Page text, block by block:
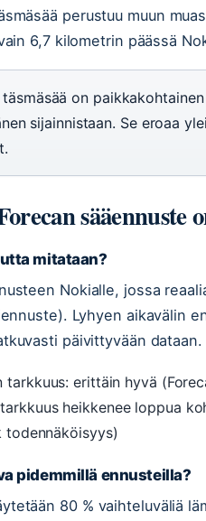
perustuu muun
6,7 kilometrin päässä
täsmäsää on
sijainnistaan. Se eroaa
sääennuste
mitataan?
Nokialle, jossa
Lyhyen aikavälin
päivittyvään dataan.
tarkkuus: erittäin hyvä
heikkenee loppua
todennäköisyys)
pidemmillä ennusteilla?
80 % vaihteluväliä